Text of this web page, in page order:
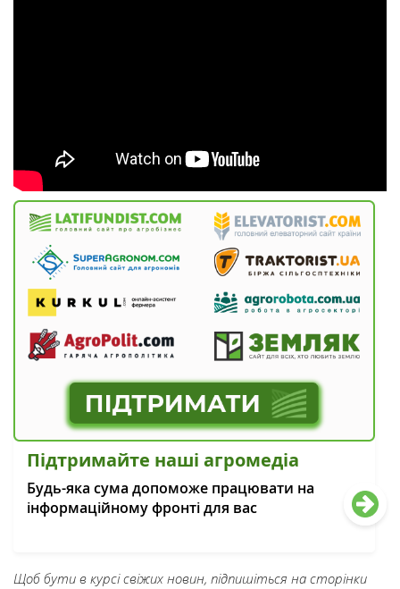
Підтримайте наші агромедіа
Будь-яка сума допоможе працювати на
інформаційному фронті для вас
Щоб бути в курсі свіжих новин, підпишіться на сторінки